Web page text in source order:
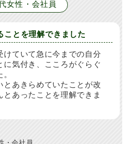
女性・会社員
ことを理解できました
けていて急に今までの自分
に気付き、こころがぐらぐ
とあきらめていたことが改
とあったことを理解できま